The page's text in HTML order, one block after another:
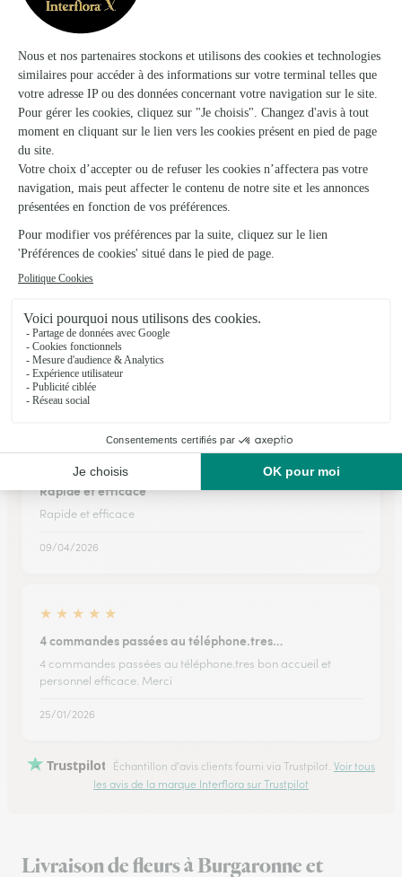
Ils ont fait livrer des fleurs ou une plante à
Burgaronne
★ ★ ★ ★ ★
Qualité du bouquet commandé.
Qualité du bouquet commandé.
01/06/2026
★ ★ ★ ★ ★
Bonne expérience
La personne qui a reçu les fleurs était très contente.
16/07/2026
★ ★
★
Rapide et efficace
Rapide et efficace
09/04/2026
★ ★ ★ ★ ★
4 commandes passées au téléphone.tres…
4 commandes passées au téléphone.tres bon accueil et
personnel efficace. Merci
25/01/2026
Trustpilot Échantillon d'avis clients fourni via Trustpilot. Voir tous
les avis de la marque Interflora sur Trustpilot
Livraison de fleurs à Burgaronne et